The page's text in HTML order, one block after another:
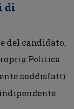
di
del candidato,
Politica
soddisfatti